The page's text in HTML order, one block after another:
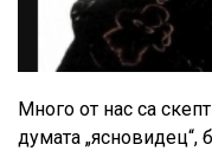
Много от нас са
думата „ясновидец“,